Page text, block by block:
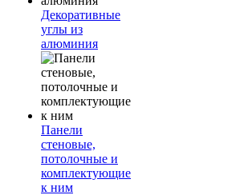
Декоративные
углы из
алюминия
Панели
стеновые,
потолочные и
комплектующие
к ним